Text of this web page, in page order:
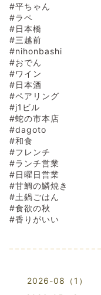
#平ちゃん
#ラペ
#日本橋
#三越前
#nihonbashi
#おでん
#ワイン
#日本酒
#ペアリング
#j1ビル
#蛇の市本店
#dagoto
#和食
#フレンチ
#ランチ営業
#日曜日営業
#甘鯛の鱗焼き
#土鍋ごはん
#食欲の秋
#香りがいい
2026-08（1）